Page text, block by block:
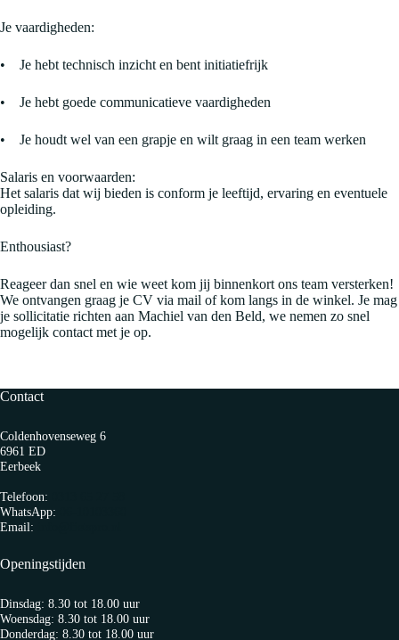
Je vaardigheden:
• Je hebt technisch inzicht en bent initiatiefrijk
• Je hebt goede communicatieve vaardigheden
• Je houdt wel van een grapje en wilt graag in een team werken
Salaris en voorwaarden:
Het salaris dat wij bieden is conform je leeftijd, ervaring en eventuele
opleiding.
Enthousiast?
Reageer dan snel en wie weet kom jij binnenkort ons team versterken!
We ontvangen graag je CV via mail of kom langs in de winkel. Je mag
je sollicitatie richten aan Machiel van den Beld, we nemen zo snel
mogelijk contact met je op.
Contact
Coldenhovenseweg 6
6961 ED
Eerbeek
Telefoon:
WhatsApp:
Email:
Openingstijden
Dinsdag: 8.30 tot 18.00 uur
Woensdag: 8.30 tot 18.00 uur
Donderdag: 8.30 tot 18.00 uur